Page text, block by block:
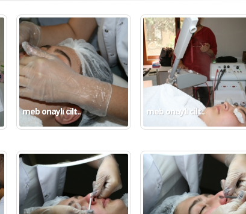
meb onaylı cilt.. meb onaylı cilt..